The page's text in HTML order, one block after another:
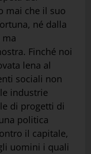
mai che il suo
né dalla
ma
Finché noi
lena al
sociali non
industrie
di progetti di
politica
il capitale,
uomini i quali